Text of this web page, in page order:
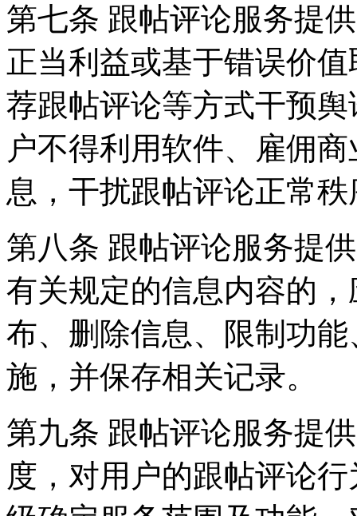
第七条 跟帖评论服务提
正当利益或基于错误价
荐跟帖评论等方式干预
户不得利用软件、雇佣
息，干扰跟帖评论正常
第八条 跟帖评论服务提
有关规定的信息内容的
布、删除信息、限制功
施，并保存相关记录。
第九条 跟帖评论服务提
度，对用户的跟帖评论